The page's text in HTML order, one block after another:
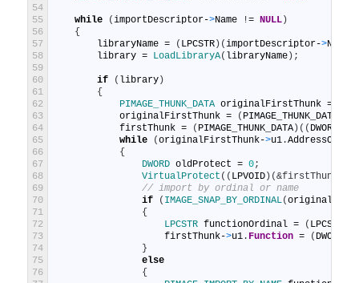
54
55
56
57
58
59
60
61
62
63
64
65
66
67
68
69
70
71
72
73
74
75
76
while (importDescriptor->Name != NULL )
{
libraryName = ( LPCSTR ) (importDescriptor->Name
library = LoadLibraryA( libraryName ) ;
if ( library )
{
PIMAGE_THUNK_DATA originalFirstThunk =
originalFirstThunk = ( PIMAGE_THUNK_DATA
firstThunk = ( PIMAGE_THUNK_DATA ) ( (
while
(originalFirstThunk->u1 .
{
DWORD oldProtect = 0;
VirtualProtect ( ( LPVOID ) (&firstThunk-
// import by ordinal or name
if
( IMAGE_SNAP_BY_ORDINAL(
{
LPCSTR functionOrdinal = ( LPCSTR
firstThunk->u1 . Function = (
}
else
{